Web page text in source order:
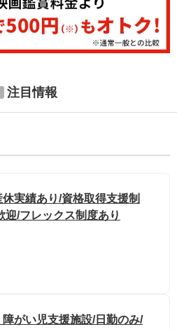
注目情報
実績あり/資格取得支援制
迎/フレックス制度あり
がい児支援施設/日勤のみ/